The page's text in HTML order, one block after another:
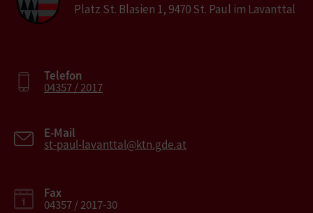
Platz St. Blasien 1, 9470 St. Paul im Lavanttal
Telefon
04357 / 2017
E-Mail
st-paul-lavanttal@ktn.gde.at
Fax
04357 / 2017-30